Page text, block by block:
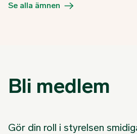
Se alla ämnen
Bli medlem
Gör din roll i styrelsen